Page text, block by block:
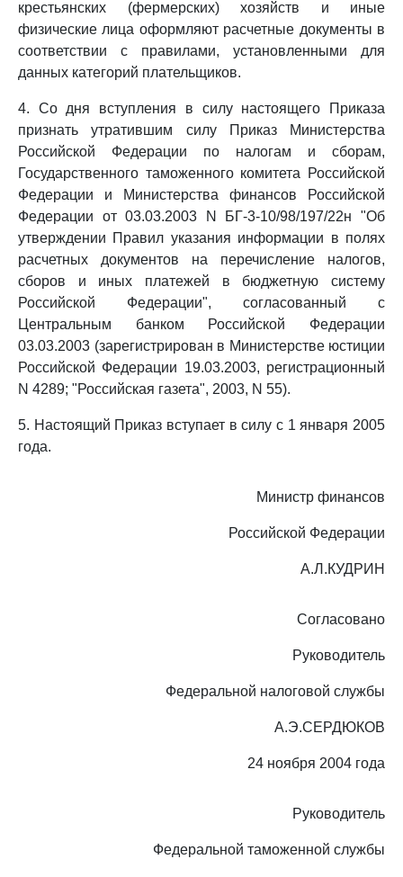
крестьянских (фермерских) хозяйств и иные
физические лица оформляют расчетные документы в
соответствии с правилами, установленными для
данных категорий плательщиков.
4. Со дня вступления в силу настоящего Приказа
признать утратившим силу Приказ Министерства
Российской Федерации по налогам и сборам,
Государственного таможенного комитета Российской
Федерации и Министерства финансов Российской
Федерации от 03.03.2003 N БГ-3-10/98/197/22н "Об
утверждении Правил указания информации в полях
расчетных документов на перечисление налогов,
сборов и иных платежей в бюджетную систему
Российской Федерации", согласованный с
Центральным банком Российской Федерации
03.03.2003 (зарегистрирован в Министерстве юстиции
Российской Федерации 19.03.2003, регистрационный
N 4289; "Российская газета", 2003, N 55).
5. Настоящий Приказ вступает в силу с 1 января 2005
года.
Министр финансов
Российской Федерации
А.Л.КУДРИН
Согласовано
Руководитель
Федеральной налоговой службы
А.Э.СЕРДЮКОВ
24 ноября 2004 года
Руководитель
Федеральной таможенной службы